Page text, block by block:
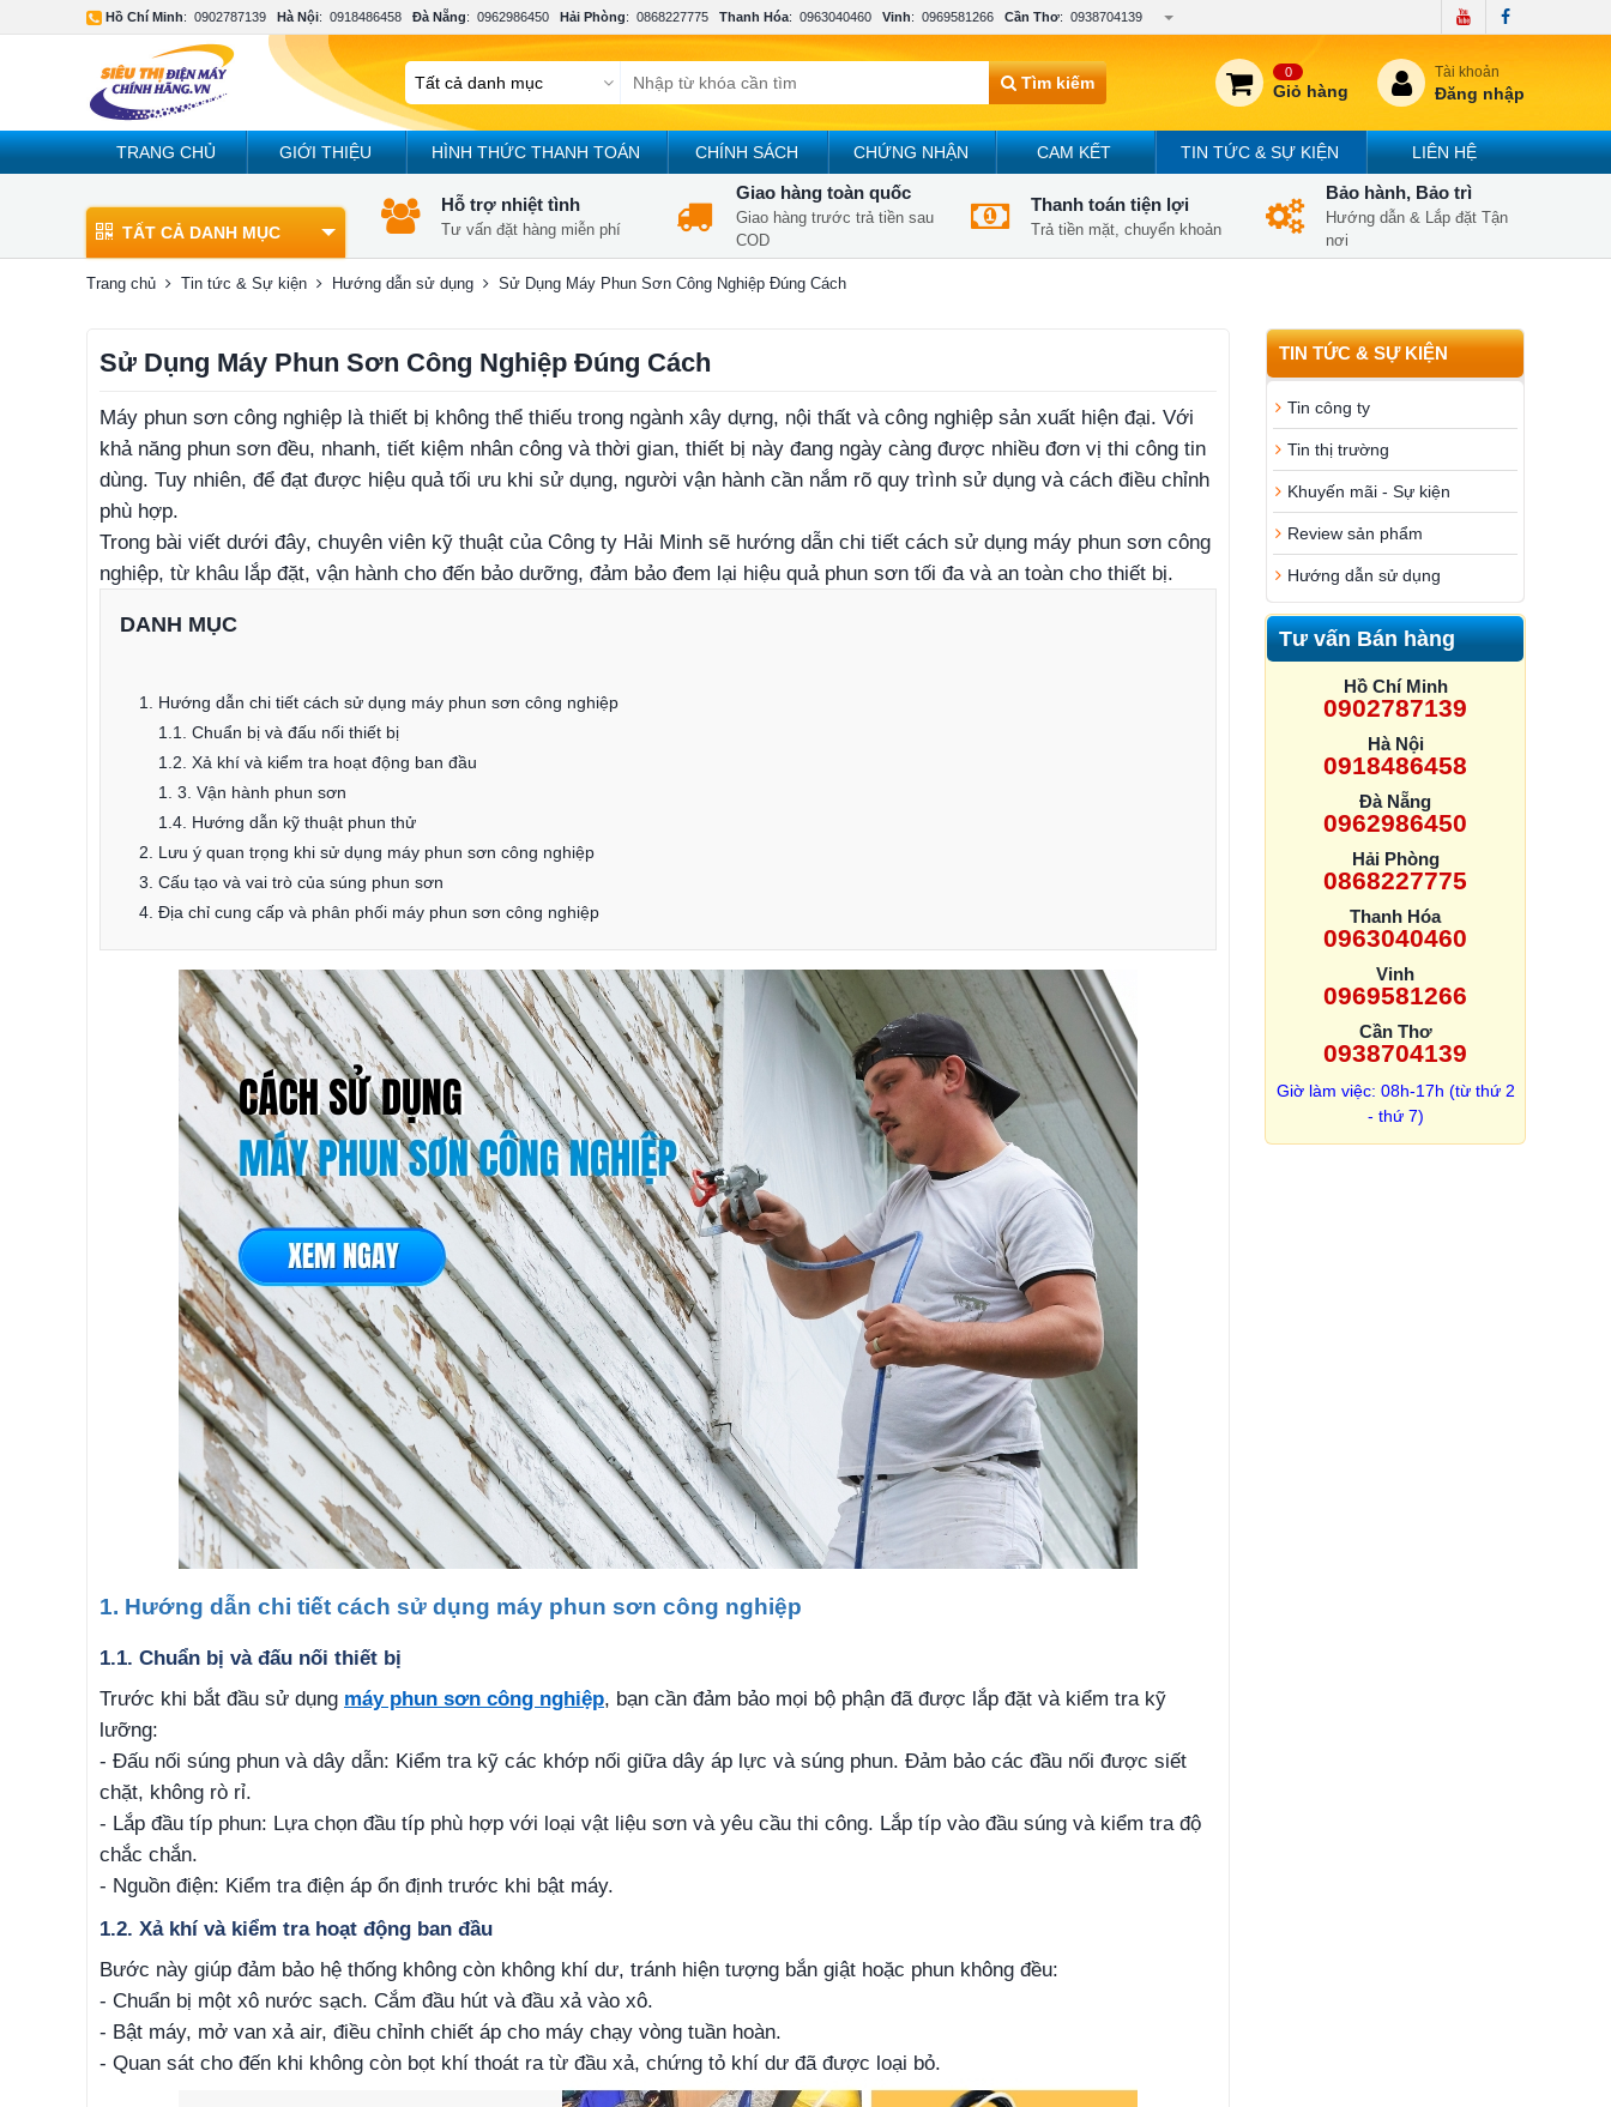
Hồ Chí Minh: 0902787139 Hà Nội: 0918486458 Đà Nẵng: 0962986450 Hải Phòng: 0868227775 Thanh Hóa: 0963040460 Vinh: 0969581266 Cần Thơ: 0938704139
Tìm kiếm
0
Giỏ hàng
Tài khoản
Đăng nhập
TRANG CHỦ GIỚI THIỆU HÌNH THỨC THANH TOÁN CHÍNH SÁCH CHỨNG NHẬN CAM KẾT TIN TỨC & SỰ KIỆN LIÊN HỆ
TẤT CẢ DANH MỤC
Hỗ trợ nhiệt tình
Tư vấn đặt hàng miễn phí
Giao hàng toàn quốc
Giao hàng trước trả tiền sau
COD
Thanh toán tiện lợi
Trả tiền mặt, chuyển khoản
Bảo hành, Bảo trì
Hướng dẫn & Lắp đặt Tận
nơi
Trang chủ Tin tức & Sự kiện Hướng dẫn sử dụng Sử Dụng Máy Phun Sơn Công Nghiệp Đúng Cách
TIN TỨC & SỰ KIỆN
Tin công ty
Tin thị trường
Khuyến mãi - Sự kiện
Review sản phẩm
Hướng dẫn sử dụng
Tư vấn Bán hàng
Hồ Chí Minh
0902787139
Hà Nội
0918486458
Đà Nẵng
0962986450
Hải Phòng
0868227775
Thanh Hóa
0963040460
Vinh
0969581266
Cần Thơ
0938704139
Giờ làm việc: 08h-17h (từ thứ 2
- thứ 7)
Sử Dụng Máy Phun Sơn Công Nghiệp Đúng Cách
Máy phun sơn công nghiệp là thiết bị không thể thiếu trong ngành xây dựng, nội thất và công nghiệp sản xuất hiện đại. Với
khả năng phun sơn đều, nhanh, tiết kiệm nhân công và thời gian, thiết bị này đang ngày càng được nhiều đơn vị thi công tin
dùng. Tuy nhiên, để đạt được hiệu quả tối ưu khi sử dụng, người vận hành cần nắm rõ quy trình sử dụng và cách điều chỉnh
phù hợp.
Trong bài viết dưới đây, chuyên viên kỹ thuật của Công ty Hải Minh sẽ hướng dẫn chi tiết cách sử dụng máy phun sơn công
nghiệp, từ khâu lắp đặt, vận hành cho đến bảo dưỡng, đảm bảo đem lại hiệu quả phun sơn tối đa và an toàn cho thiết bị.
DANH MỤC
1. Hướng dẫn chi tiết cách sử dụng máy phun sơn công nghiệp
1.1. Chuẩn bị và đấu nối thiết bị
1.2. Xả khí và kiểm tra hoạt động ban đầu
1. 3. Vận hành phun sơn
1.4. Hướng dẫn kỹ thuật phun thử
2. Lưu ý quan trọng khi sử dụng máy phun sơn công nghiệp
3. Cấu tạo và vai trò của súng phun sơn
4. Địa chỉ cung cấp và phân phối máy phun sơn công nghiệp
1. Hướng dẫn chi tiết cách sử dụng máy phun sơn công nghiệp
1.1. Chuẩn bị và đấu nối thiết bị
Trước khi bắt đầu sử dụng máy phun sơn công nghiệp, bạn cần đảm bảo mọi bộ phận đã được lắp đặt và kiểm tra kỹ
lưỡng:
- Đấu nối súng phun và dây dẫn: Kiểm tra kỹ các khớp nối giữa dây áp lực và súng phun. Đảm bảo các đầu nối được siết
chặt, không rò rỉ.
- Lắp đầu típ phun: Lựa chọn đầu típ phù hợp với loại vật liệu sơn và yêu cầu thi công. Lắp típ vào đầu súng và kiểm tra độ
chắc chắn.
- Nguồn điện: Kiểm tra điện áp ổn định trước khi bật máy.
1.2. Xả khí và kiểm tra hoạt động ban đầu
Bước này giúp đảm bảo hệ thống không còn không khí dư, tránh hiện tượng bắn giật hoặc phun không đều:
- Chuẩn bị một xô nước sạch. Cắm đầu hút và đầu xả vào xô.
- Bật máy, mở van xả air, điều chỉnh chiết áp cho máy chạy vòng tuần hoàn.
- Quan sát cho đến khi không còn bọt khí thoát ra từ đầu xả, chứng tỏ khí dư đã được loại bỏ.